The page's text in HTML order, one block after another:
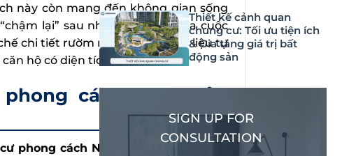
này còn mang đến không gian sống
lại” sau những bộn bề của cuộc
chi tiết rườm rà và ưu tiên vật liệu tự
hộ có diện tích vừa và nhỏ.
cách Nhật Bản
phong cách Nhật Bản
Thiết kế cảnh quan
chung cư: Tối ưu tiện ích
& Gia tăng giá trị bất
động sản
SIGN UP FOR
CONSULTATION